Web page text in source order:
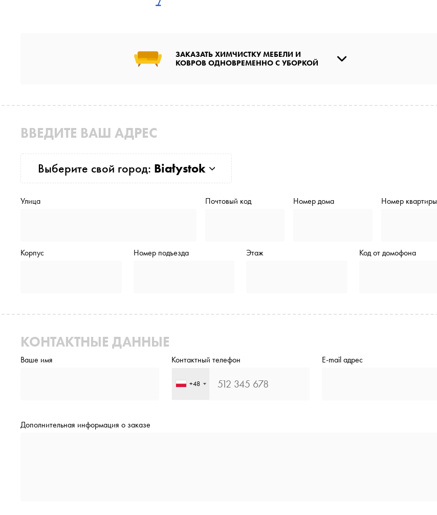
ЗАКАЗАТЬ ХИМЧИСТКУ МЕБЕЛИ И
КОВРОВ ОДНОВРЕМЕННО С УБОРКОЙ
ВВЕДИТЕ ВАШ АДРЕС
Выберите свой город: Białystok
Улица Почтовый код Номер дома Номер квартиры
Корпус Номер подъезда Этаж Код от домофона
КОНТАКТНЫЕ ДАННЫЕ
Ваше имя Контактный телефон
+48
E-mail адрес
Дополнительная информация о заказе